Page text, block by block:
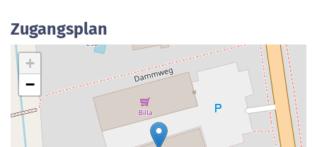
Zugangsplan
+
−